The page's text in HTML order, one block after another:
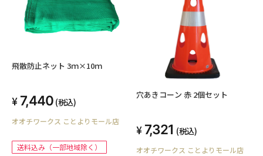
飛散防止ネット 3ｍ×10ｍ
7,440 (税込)
オオチワークス ことよりモール店
送料込み（一部地域除く）
穴あきコーン 赤 2個セット
7,321 (税込)
オオチワークス ことよりモール店